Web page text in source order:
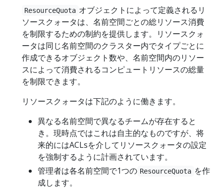
ResourceQuota オブジェクトによって定義されるリ
ソースクォータは、名前空間ごとの総リソース消費
を制限するための制約を提供します。リソースクォ
ータは同じ名前空間のクラスター内でタイプごとに
作成できるオブジェクト数や、名前空間内のリソー
スによって消費されるコンピュートリソースの総量
を制限できます。
リソースクォータは下記のように働きます。
異なる名前空間で異なるチームが存在すると
き。現時点ではこれは自主的なものですが、将
来的にはACLsを介してリソースクォータの設定
を強制するように計画されています。
管理者は各名前空間で1つの ResourceQuota を作
成します。